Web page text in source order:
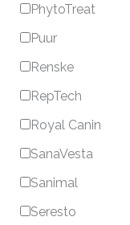
PhytoTreat
Puur
Renske
RepTech
Royal Canin
SanaVesta
Sanimal
Seresto